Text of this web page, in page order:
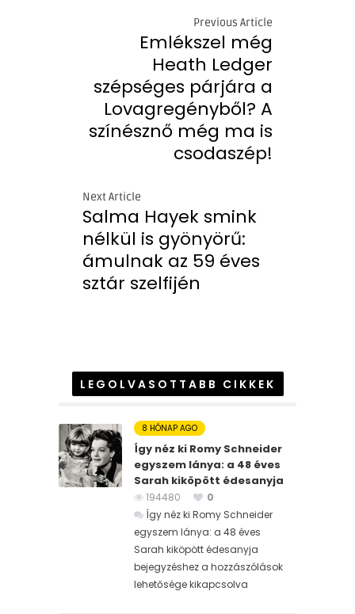
Previous Article
Emlékszel még
Heath Ledger
szépséges párjára a
Lovagregényből? A
színésznő még ma is
csodaszép!
Next Article
Salma Hayek smink
nélkül is gyönyörű:
ámulnak az 59 éves
sztár szelfijén
LEGOLVASOTTABB CIKKEK
8 HÓNAP AGO
Így néz ki Romy Schneider
egyszem lánya: a 48 éves
Sarah kiköpött édesanyja
194480
0
Így néz ki Romy Schneider
egyszem lánya: a 48 éves
Sarah kiköpött édesanyja
bejegyzéshez a hozzászólások
lehetősége kikapcsolva